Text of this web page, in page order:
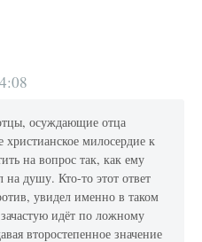
осуждающие отца
милосердие к
на вопрос так, как ему
душу. Кто-то этот ответ
увидел именно в таком
зачастую идёт по ложному
второстепенное значение